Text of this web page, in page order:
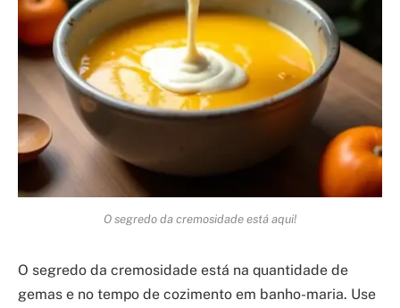
O segredo da cremosidade está aqui!
O segredo da cremosidade está na quantidade de
gemas e no tempo de cozimento em banho-maria. Use